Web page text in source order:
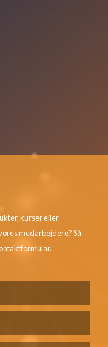
kurser eller
medarbejdere? Så